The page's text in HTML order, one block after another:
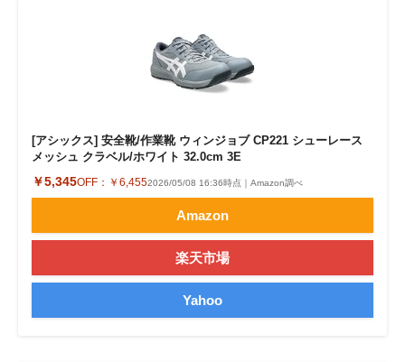
[アシックス] 安全靴/作業靴 ウィンジョブ CP221 シューレース
メッシュ クラベル/ホワイト 32.0cm 3E
￥5,345OFF： ￥6,4552026/05/08 16:36時点｜Amazon調べ
Amazon
楽天市場
Yahoo